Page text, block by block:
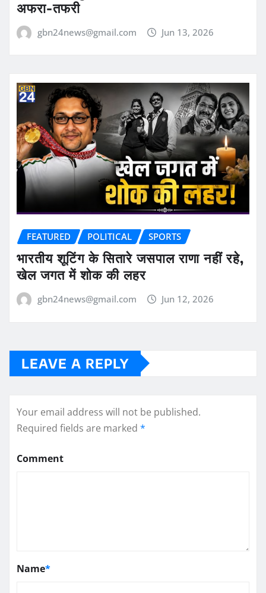
अफरा-तफरी
gbn24news@gmail.com Jun 13, 2026
FEATURED POLITICAL SPORTS
भारतीय शूटिंग के सितारे जसपाल राणा नहीं रहे,
खेल जगत में शोक की लहर
gbn24news@gmail.com Jun 12, 2026
LEAVE A REPLY
Your email address will not be published.
Required fields are marked *
Comment
Name*